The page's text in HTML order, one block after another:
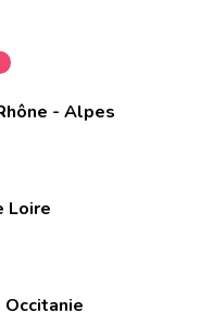
- Alpes
Loire
Occitanie